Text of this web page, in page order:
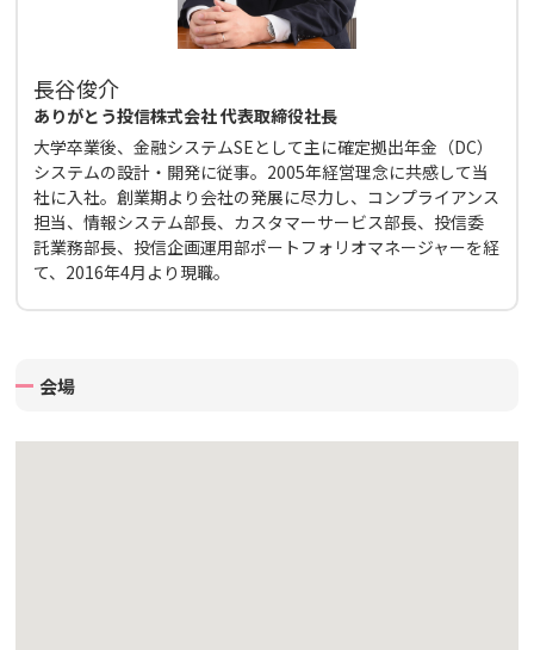
長谷俊介
ありがとう投信株式会社 代表取締役社長
大学卒業後、金融システムSEとして主に確定拠出年金（DC）
システムの設計・開発に従事。2005年経営理念に共感して当
社に入社。創業期より会社の発展に尽力し、コンプライアンス
担当、情報システム部長、カスタマーサービス部長、投信委
託業務部長、投信企画運用部ポートフォリオマネージャーを経
て、2016年4月より現職。
会場